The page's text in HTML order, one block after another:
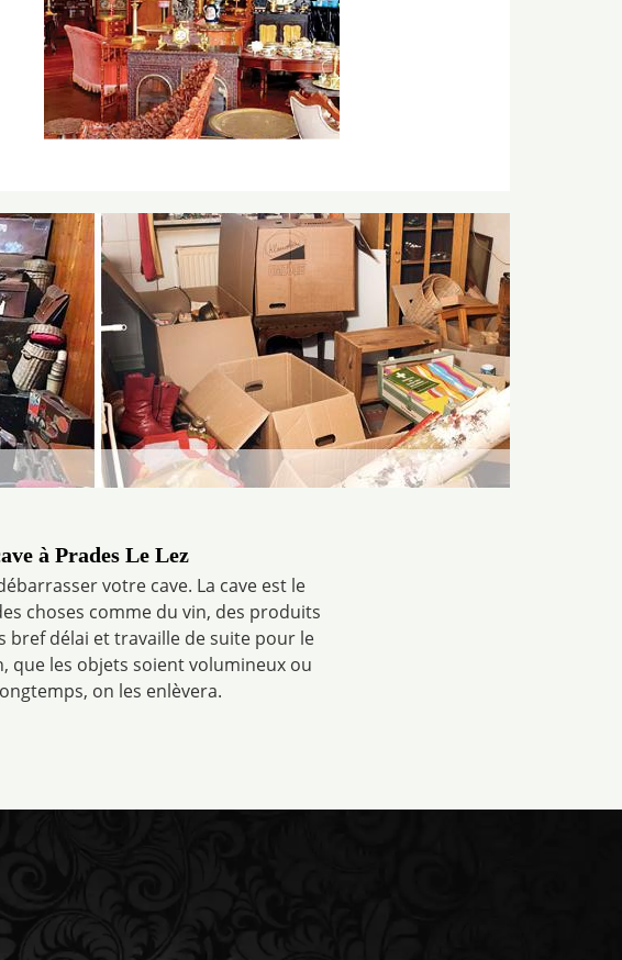
à Prades Le Lez
votre cave. La cave est le
choses comme du vin, des produits
bref délai et travaille de suite pour le
que les objets soient volumineux ou
on les enlèvera.